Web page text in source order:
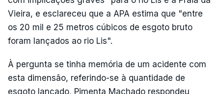
Vieira, e esclareceu que a APA estima que "entre
os 20 mil e 25 metros cúbicos de esgoto bruto
foram lançados ao rio Lis".
À pergunta se tinha memória de um acidente com
esta dimensão, referindo-se à quantidade de
esgoto lançado, Pimenta Machado respondeu